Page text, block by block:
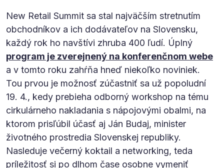
New Retail Summit sa stal najväčším stretnutím
obchodníkov a ich dodávateľov na Slovensku,
každý rok ho navštívi zhruba 400 ľudí. Úplný
program je zverejnený na konferenčnom webe
a v tomto roku zahŕňa hneď niekoľko noviniek.
Tou prvou je možnosť zúčastniť sa už popoludní
19. 4., kedy prebieha odborný workshop na tému
cirkulárneho nakladania s nápojovými obalmi, na
ktorom prisľúbil účasť aj Ján Budaj, minister
životného prostredia Slovenskej republiky.
Nasleduje večerný koktail a networking, teda
príležitosť si po dlhom čase osobne vymeniť